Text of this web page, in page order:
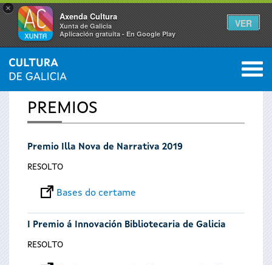
×
Axenda Cultura
Xunta de Galicia
Aplicación gratuíta - En Google Play
VER
Vostede
está
aquí
INICIO 0
PREMIOS
Premio Illa Nova de Narrativa 2019
RESOLTO
Bases do certame
I Premio á Innovación Bibliotecaria de Galicia
RESOLTO